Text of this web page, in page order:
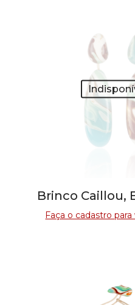
Brinco Caillou,
Faça o cadastro